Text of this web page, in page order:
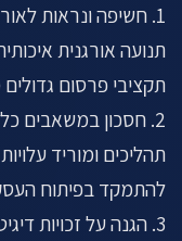
1. חשיפה ונראות
תנועה אורגנית
תקציבי פרסום
2. חסכון במשאבים
תהליכים ומוריד
להתמקד בפיתוח
3. הגנה על זכויות